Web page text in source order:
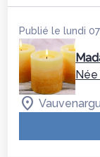
Publié le lundi